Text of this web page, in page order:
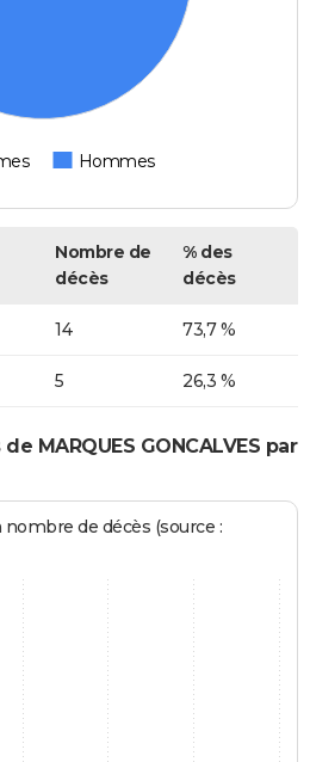
Hommes
Nombre de
décès
% des
décès
14 73,7 %
5 26,3 %
MARQUES GONCALVES par
de décès (source :